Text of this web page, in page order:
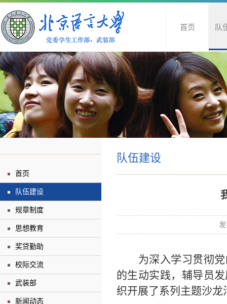
首页 队
首页
队伍建设
规章制度
思想教育
奖贷勤助
校际交流
武装部
新闻动态
队伍建设
为深入学习贯彻
的生动实践， 辅导员
织开展了系列主题沙龙